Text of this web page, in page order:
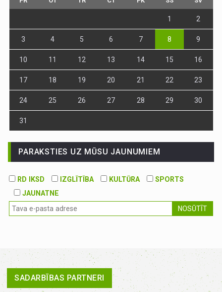
1 2
3 4 5 6 7 8 9
10 11 12 13 14 15 16
17 18 19 20 21 22 23
24 25 26 27 28 29 30
31
PARAKSTIES UZ MŪSU JAUNUMIEM
RD IKSD IZGLĪTĪBA KULTŪRA
SPORTS
JAUNATNE
NOSŪTĪT
SADARBĪBAS PARTNERI